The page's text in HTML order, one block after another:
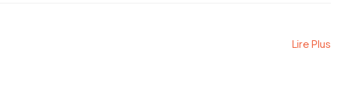
Lire Plus